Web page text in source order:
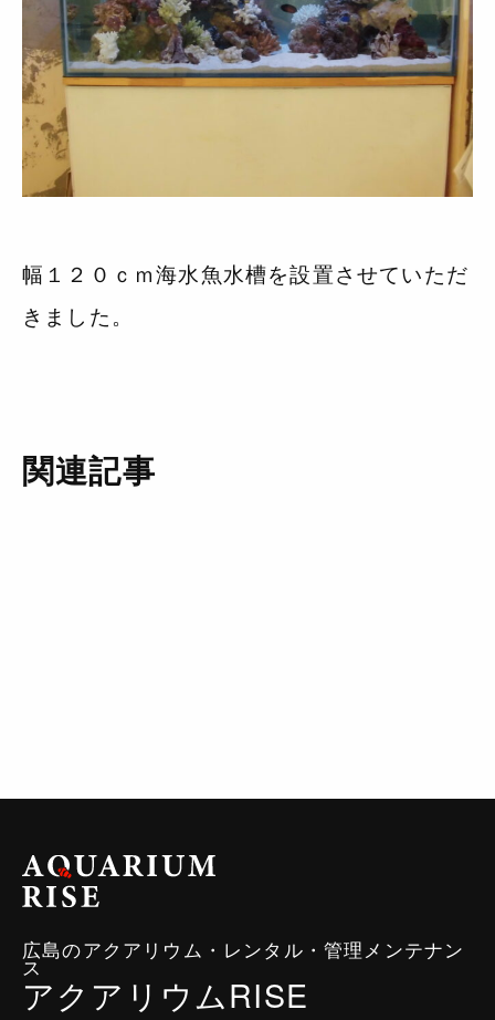
幅１２０ｃｍ海水魚水槽を設置させていただ
きました。
関連記事
広島のアクアリウム・レンタル・管理メンテナン
ス
アクアリウムRISE